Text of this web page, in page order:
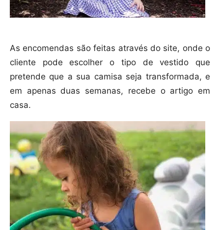
As encomendas são feitas através do site, onde o
cliente pode escolher o tipo de vestido que
pretende que a sua camisa seja transformada, e
em apenas duas semanas, recebe o artigo em
casa.